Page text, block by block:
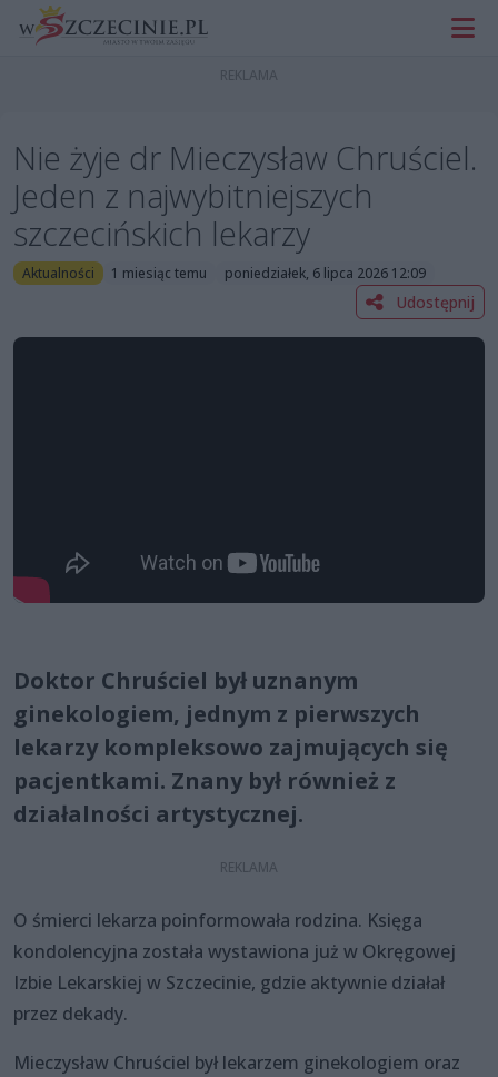
Nie żyje dr Mieczysław Chruściel.
Jeden z najwybitniejszych
szczecińskich lekarzy
Aktualności 1 miesiąc temu poniedziałek, 6 lipca 2026 12:09
Udostępnij
Doktor Chruściel był uznanym
ginekologiem, jednym z pierwszych
lekarzy kompleksowo zajmujących się
pacjentkami. Znany był również z
działalności artystycznej.
O śmierci lekarza poinformowała rodzina. Księga
kondolencyjna została wystawiona już w Okręgowej
Izbie Lekarskiej w Szczecinie, gdzie aktywnie działał
przez dekady.
Mieczysław Chruściel był lekarzem ginekologiem oraz